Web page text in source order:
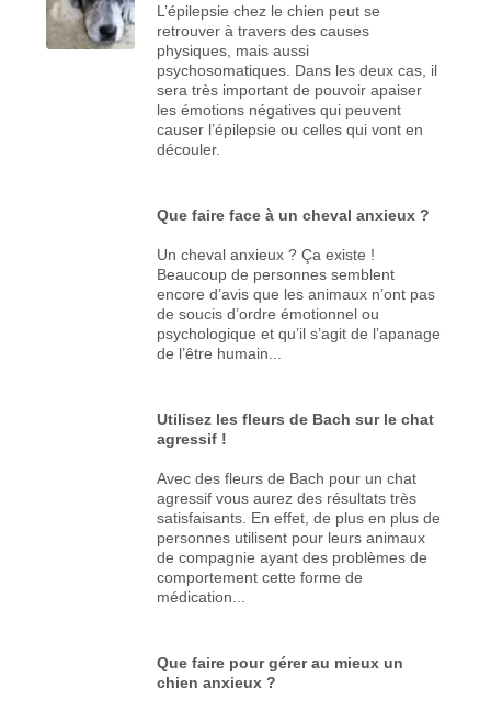
L’épilepsie chez le chien peut se
retrouver à travers des causes
physiques, mais aussi
psychosomatiques. Dans les deux cas, il
sera très important de pouvoir apaiser
les émotions négatives qui peuvent
causer l’épilepsie ou celles qui vont en
découler.
Que faire face à un cheval anxieux ?
Un cheval anxieux ? Ça existe !
Beaucoup de personnes semblent
encore d’avis que les animaux n’ont pas
de soucis d’ordre émotionnel ou
psychologique et qu’il s’agit de l’apanage
de l’être humain...
Utilisez les fleurs de Bach sur le chat
agressif !
Avec des fleurs de Bach pour un chat
agressif vous aurez des résultats très
satisfaisants. En effet, de plus en plus de
personnes utilisent pour leurs animaux
de compagnie ayant des problèmes de
comportement cette forme de
médication...
Que faire pour gérer au mieux un
chien anxieux ?